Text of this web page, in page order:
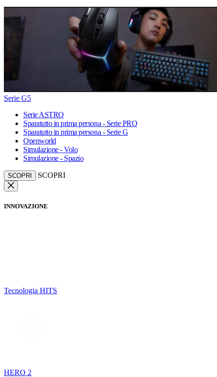
Serie G5
Serie ASTRO
Sparatutto in prima persona - Serie PRO
Sparatutto in prima persona - Serie G
Openworld
Simulazione - Volo
Simulazione - Spazio
SCOPRI SCOPRI
INNOVAZIONE
Tecnologia HITS
HERO 2